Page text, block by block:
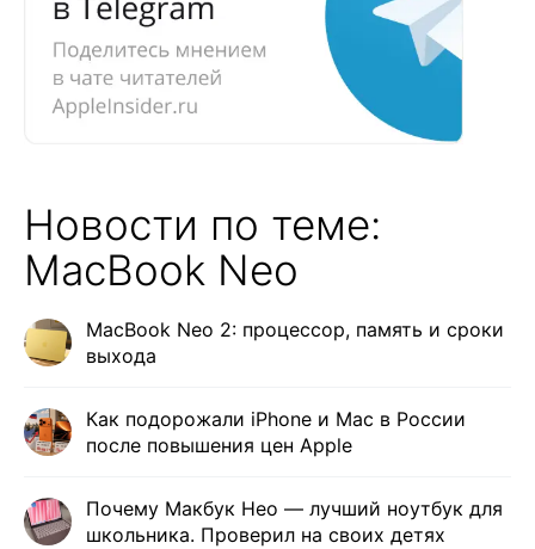
Новости по теме:
MacBook Neo
MacBook Neo 2: процессор, память и сроки
выхода
Как подорожали iPhone и Mac в России
после повышения цен Apple
Почему Макбук Нео — лучший ноутбук для
школьника. Проверил на своих детях